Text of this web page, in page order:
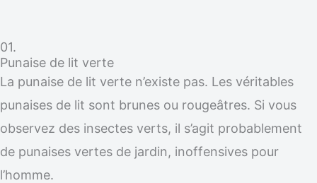
01.
Punaise de lit verte
La punaise de lit verte n’existe pas. Les véritables
punaises de lit sont brunes ou rougeâtres. Si vous
observez des insectes verts, il s’agit probablement
de punaises vertes de jardin, inoffensives pour
l’homme.